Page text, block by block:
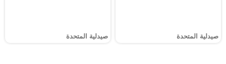
صيدلية المتحدة صيدلية المتحدة